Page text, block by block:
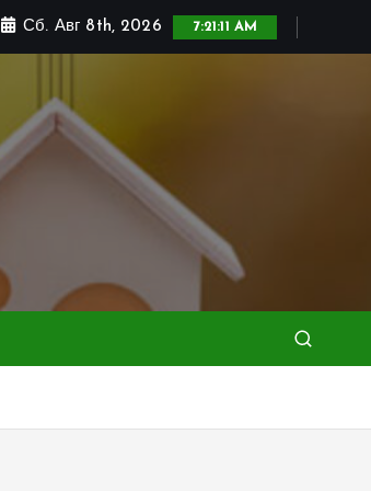
Сб. Авг 8th, 2026 7:21:13 AM